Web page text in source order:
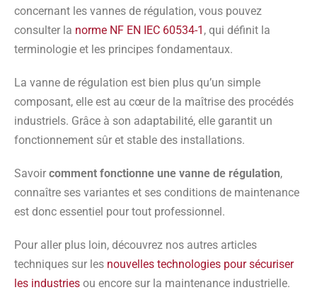
concernant les vannes de régulation, vous pouvez
consulter la norme NF EN IEC 60534-1 , qui définit la
terminologie et les principes fondamentaux.
La vanne de régulation est bien plus qu’un simple
composant, elle est au cœur de la maîtrise des procédés
industriels. Grâce à son adaptabilité, elle garantit un
fonctionnement sûr et stable des installations.
Savoir comment fonctionne une vanne de régulation,
connaître ses variantes et ses conditions de maintenance
est donc essentiel pour tout professionnel.
Pour aller plus loin, découvrez nos autres articles
techniques sur les nouvelles technologies pour sécuriser
les industries ou encore sur la maintenance industrielle.